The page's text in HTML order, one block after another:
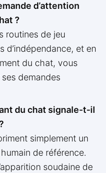
d’attention
?
routines de jeu
d’indépendance, et en
du chat, vous
ses demandes
du chat signale-t-il
simplement un
de référence.
soudaine de